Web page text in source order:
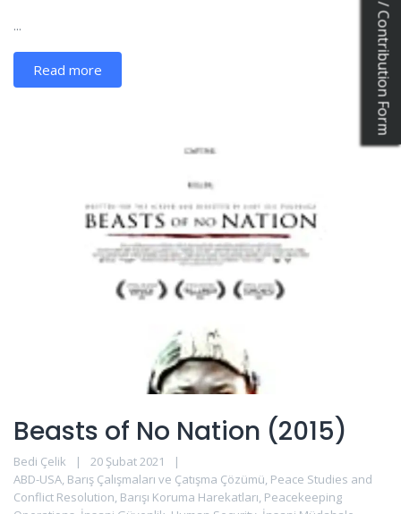
...
Read more
Beasts of No Nation (2015)
Bedi Çelik
20 Şubat 2021
ABD-USA, Barış Çalışmaları ve Çatışma Çözümü, Peace Studies and
Conflict Resolution, Barışı Koruma Harekatları, Peacekeeping